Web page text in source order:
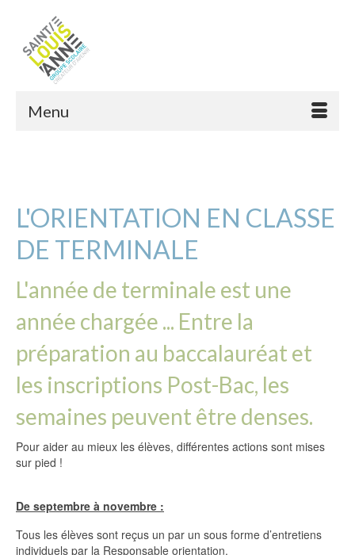
Menu
L'ORIENTATION EN CLASSE
DE TERMINALE
L'année de terminale est une
année chargée ... Entre la
préparation au baccalauréat et
les inscriptions Post-Bac, les
semaines peuvent être denses.
Pour aider au mieux les élèves, différentes actions sont mises
sur pied !
De septembre à novembre :
Tous les élèves sont reçus un par un sous forme d’entretiens
individuels par la Responsable orientation.